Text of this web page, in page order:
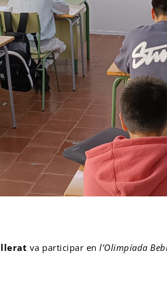
va participar en l’Olimpíada